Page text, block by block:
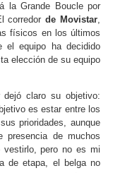
la Grande Boucle por
corredorde Movistar,
físicos en los últimos
el equipo ha decidido
elección de su equipo
dejó claro su objetivo:
es estar entre los
prioridades, aunque
presencia de muchos
vestirlo, pero no es mi
de etapa, el belga no